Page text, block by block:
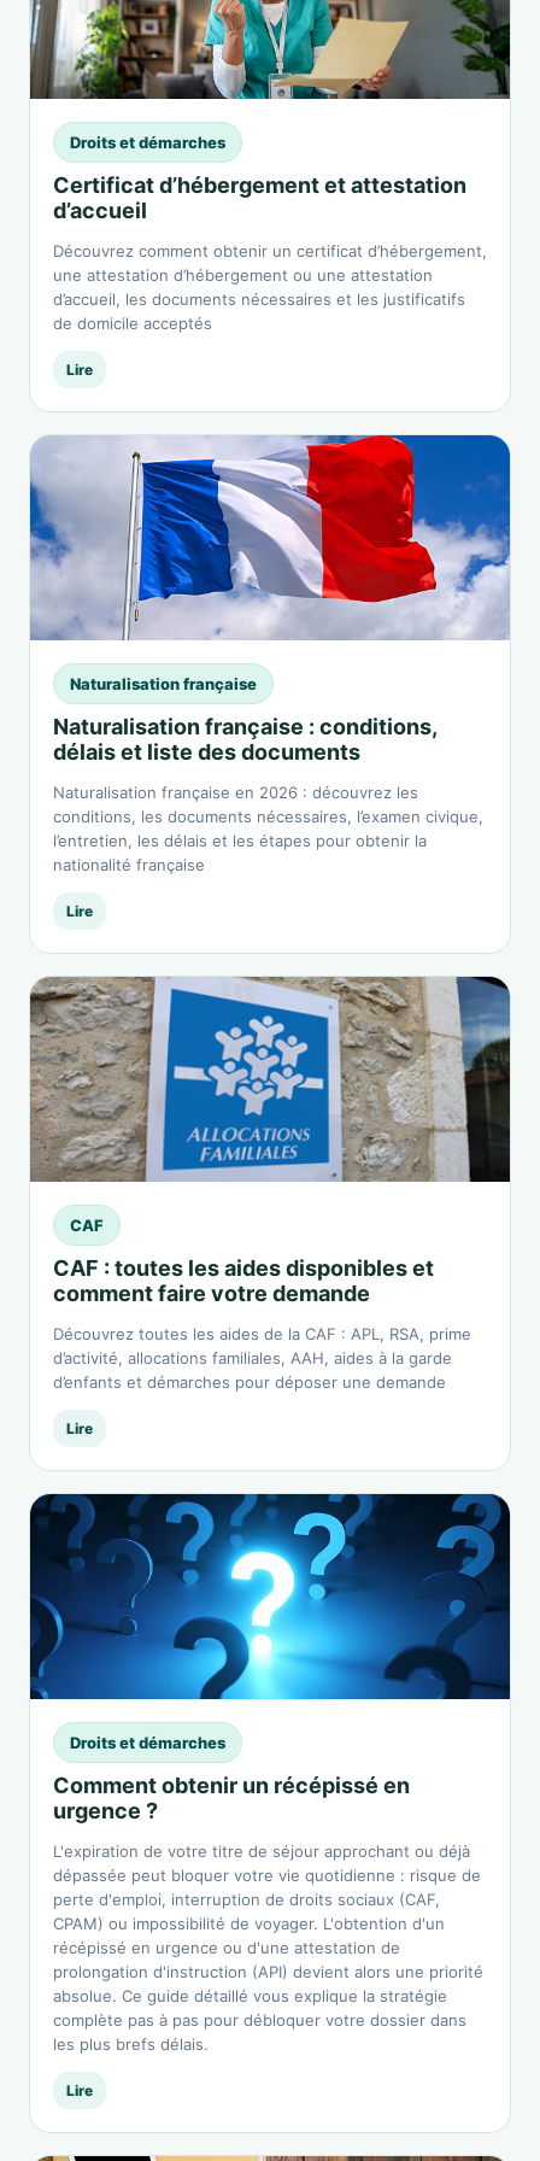
Droits et démarches
Certificat d’hébergement et attestation
d’accueil
Découvrez comment obtenir un certificat d’hébergement,
une attestation d’hébergement ou une attestation
d’accueil, les documents nécessaires et les justificatifs
de domicile acceptés
Lire
Naturalisation française
Naturalisation française : conditions,
délais et liste des documents
Naturalisation française en 2026 : découvrez les
conditions, les documents nécessaires, l’examen civique,
l’entretien, les délais et les étapes pour obtenir la
nationalité française
Lire
CAF
CAF : toutes les aides disponibles et
comment faire votre demande
Découvrez toutes les aides de la CAF : APL, RSA, prime
d’activité, allocations familiales, AAH, aides à la garde
d’enfants et démarches pour déposer une demande
Lire
Droits et démarches
Comment obtenir un récépissé en
urgence ?
L'expiration de votre titre de séjour approchant ou déjà
dépassée peut bloquer votre vie quotidienne : risque de
perte d'emploi, interruption de droits sociaux (CAF,
CPAM) ou impossibilité de voyager. L'obtention d'un
récépissé en urgence ou d'une attestation de
prolongation d'instruction (API) devient alors une priorité
absolue. Ce guide détaillé vous explique la stratégie
complète pas à pas pour débloquer votre dossier dans
les plus brefs délais.
Lire